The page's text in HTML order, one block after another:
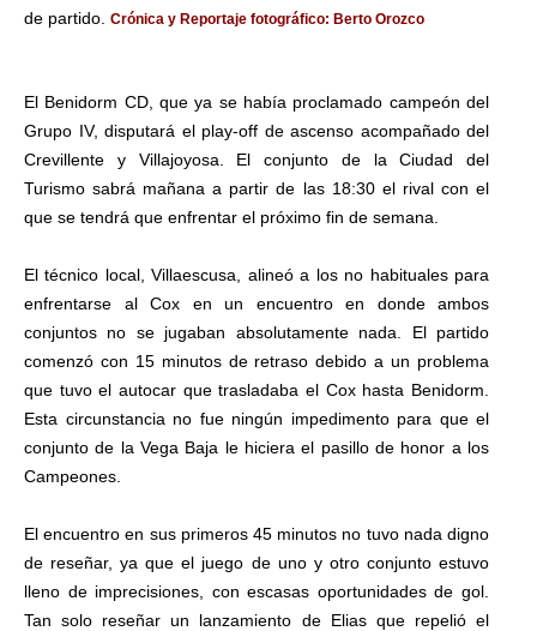
de partido. Crónica y Reportaje fotográfico: Berto Orozco
El Benidorm CD, que ya se había proclamado campeón del
Grupo IV, disputará el play-off de ascenso acompañado del
Crevillente y Villajoyosa. El conjunto de la Ciudad del
Turismo sabrá mañana a partir de las 18:30 el rival con el
que se tendrá que enfrentar el próximo fin de semana.
El técnico local, Villaescusa, alineó a los no habituales para
enfrentarse al Cox en un encuentro en donde ambos
conjuntos no se jugaban absolutamente nada. El partido
comenzó con 15 minutos de retraso debido a un problema
que tuvo el autocar que trasladaba el Cox hasta Benidorm.
Esta circunstancia no fue ningún impedimento para que el
conjunto de la Vega Baja le hiciera el pasillo de honor a los
Campeones.
El encuentro en sus primeros 45 minutos no tuvo nada digno
de reseñar, ya que el juego de uno y otro conjunto estuvo
lleno de imprecisiones, con escasas oportunidades de gol.
Tan solo reseñar un lanzamiento de Elias que repelió el